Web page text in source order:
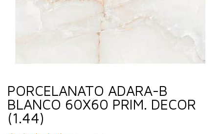
PORCELANATO ADARA-B
BLANCO 60X60 PRIM. DECOR
(1.44)